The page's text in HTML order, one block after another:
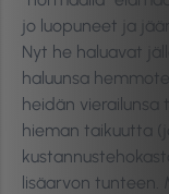
jo luopuneet ja
Nyt he haluavat
haluunsa
heidän vierailunsa
hieman taikuutta
lisäarvon tunteen.